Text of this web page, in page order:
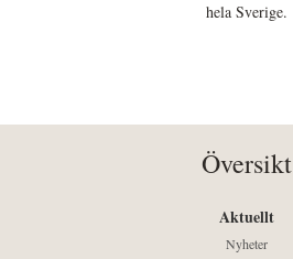
hela Sverige.
Översikt
Aktuellt
Nyheter